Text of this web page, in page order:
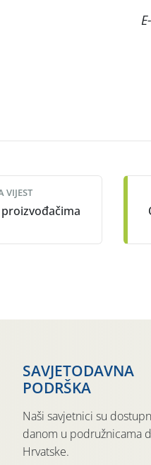
VIJEST
SAVJETODAVNA
PODRŠKA
Naši savjetnici su
danom u podružnicama
Hrvatske.